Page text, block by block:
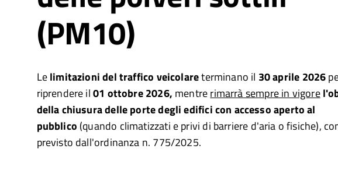
(PM10)
Lelimitazioni del traffico veicolareterminano il 30 aprile 2026
riprendere il01 ottobre 2026, mentrerimarrà sempre in vigore
della chiusura delle porte degli edifici con accesso aperto al
pubblico (quando climatizzati e privi di barriere d'aria o fisiche),
previsto dall'ordinanza n. 775/2025.